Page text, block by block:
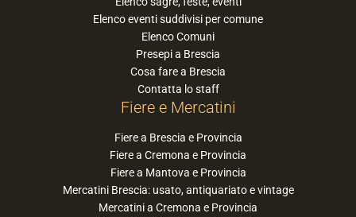
Elenco eventi suddivisi per comune
Elenco Comuni
Presepi a Brescia
Cosa fare a Brescia
Contatta lo staff
Fiere e Mercatini
Fiere a Brescia e Provincia
Fiere a Cremona e Provincia
Fiere a Mantova e Provincia
Mercatini Brescia: usato, antiquariato e vintage
Mercatini a Cremona e Provincia